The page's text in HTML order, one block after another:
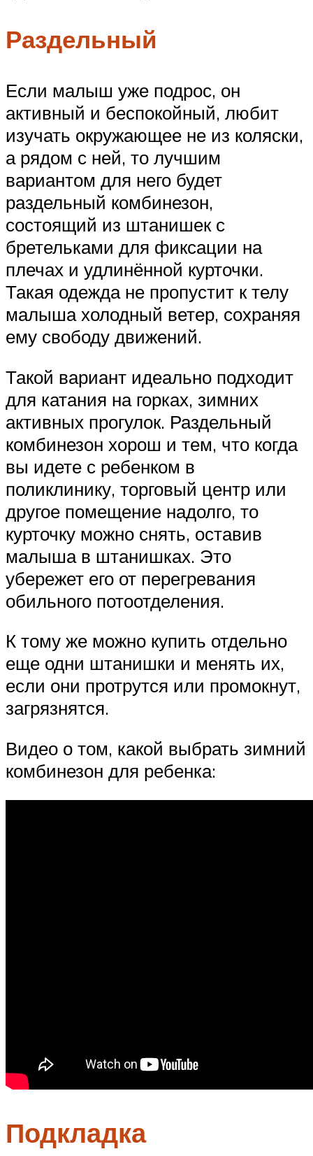
Раздельный
Если малыш уже подрос, он
активный и беспокойный, любит
изучать окружающее не из коляски,
а рядом с ней, то лучшим
вариантом для него будет
раздельный комбинезон,
состоящий из штанишек с
бретельками для фиксации на
плечах и удлинённой курточки.
Такая одежда не пропустит к телу
малыша холодный ветер, сохраняя
ему свободу движений.
Такой вариант идеально подходит
для катания на горках, зимних
активных прогулок. Раздельный
комбинезон хорош и тем, что когда
вы идете с ребенком в
поликлинику, торговый центр или
другое помещение надолго, то
курточку можно снять, оставив
малыша в штанишках. Это
убережет его от перегревания
обильного потоотделения.
К тому же можно купить отдельно
еще одни штанишки и менять их,
если они протрутся или промокнут,
загрязнятся.
Видео о том, какой выбрать зимний
комбинезон для ребенка:
Подкладка